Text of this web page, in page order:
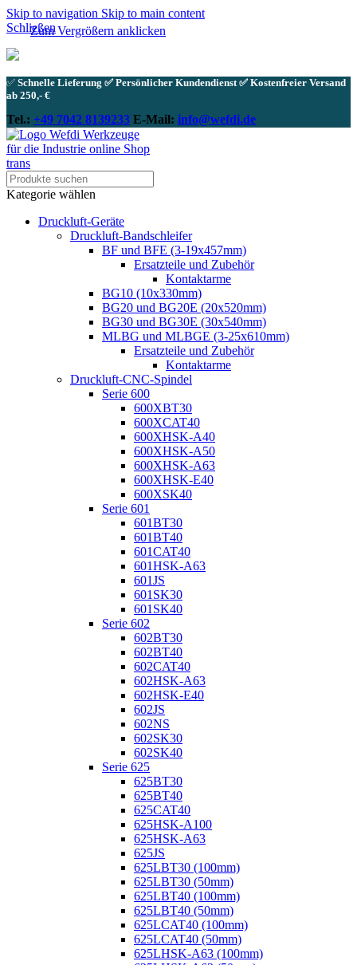
Skip to navigation Skip to main content
Schließen
✅ Schnelle Lieferung ✅ Persönlicher Kundendienst ✅ Kostenfreier Versand
ab 250,- €
Tel.: +49 7042 8139233 E-Mail: info@wefdi.de
Kategorie wählen
Druckluft-Geräte
Druckluft-Bandschleifer
BF und BFE (3-19x457mm)
Ersatzteile und Zubehör
Kontaktarme
BG10 (10x330mm)
BG20 und BG20E (20x520mm)
BG30 und BG30E (30x540mm)
MLBG und MLBGE (3-25x610mm)
Ersatzteile und Zubehör
Kontaktarme
Druckluft-CNC-Spindel
Serie 600
600XBT30
600XCAT40
600XHSK-A40
600XHSK-A50
600XHSK-A63
600XHSK-E40
600XSK40
Serie 601
601BT30
601BT40
601CAT40
601HSK-A63
601JS
601SK30
601SK40
Serie 602
602BT30
602BT40
602CAT40
602HSK-A63
602HSK-E40
602JS
602NS
602SK30
602SK40
Serie 625
625BT30
625BT40
625CAT40
625HSK-A100
625HSK-A63
625JS
625LBT30 (100mm)
625LBT30 (50mm)
625LBT40 (100mm)
625LBT40 (50mm)
625LCAT40 (100mm)
625LCAT40 (50mm)
625LHSK-A63 (100mm)
Zum Vergrößern anklicken